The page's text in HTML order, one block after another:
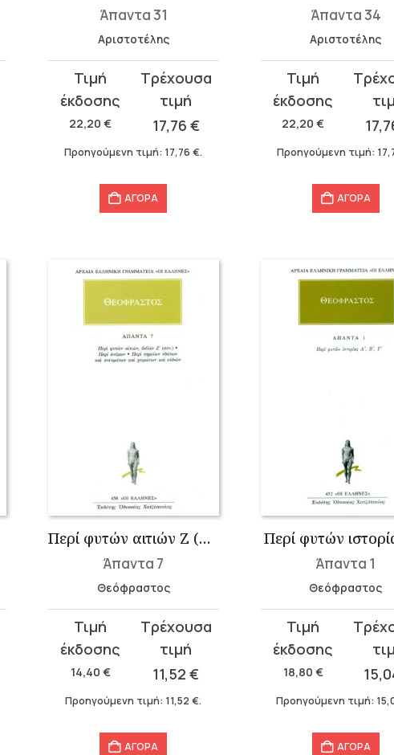
Άπαντα 31
Αριστοτέλης
22,20€
Original
price
was:
22,20 €.
17,76 €
τρέχουσα
τιμή
είναι:
Προηγούμενη τιμή: 17,76€.
ΑΓΟΡΑ
Άπαντα 34
Αριστοτέλης
22,20€
Original
price
was:
22,20 €.
τρέχουσα
τιμή
είναι:
Προηγούμενη τιμή:
ΑΓΟΡΑ
Περί φυτών αιτιών Ζ (συνέχεια), Περί σημείων υδάτων και πνευμάτων �...
Άπαντα 7
Θεόφραστος
14,40 €
Original
price
was:
14,40 €.
11,52€
τρέχουσα
τιμή
είναι:
Προηγούμενη τιμή: 11,52€.
ΑΓΟΡΑ
Περί φυτών
Άπαντα 1
Θεόφραστος
18,80 €
Original
price
was:
18,80 €.
τρέχουσα
τιμή
είναι:
Προηγούμενη τιμή:
ΑΓΟΡΑ